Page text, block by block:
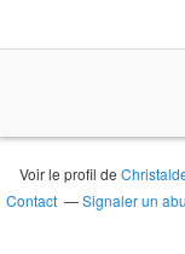
Voir le profil de
Contact
Signaler un